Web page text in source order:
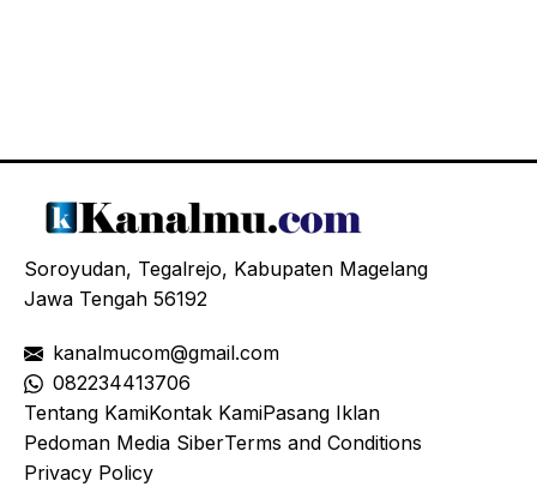
Soroyudan, Tegalrejo, Kabupaten Magelang
Jawa Tengah 56192
kanalmucom@gmail.com
082234413706
Tentang KamiKontak KamiPasang Iklan
Pedoman Media SiberTerms and Conditions
Privacy Policy